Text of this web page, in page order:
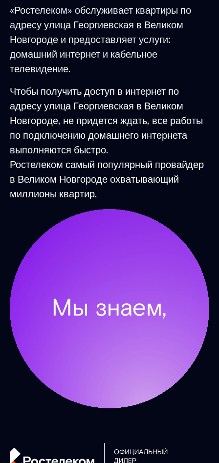
«Ростелеком» обслуживает квартиры по
адресу улица Георгиевская в Великом
Новгороде и предоставляет услуги:
домашний интернет и кабельное
телевидение.
Чтобы получить доступ в интернет по
адресу улица Георгиевская в Великом
Новгороде, не придется ждать, все работы
по подключению домашнего интернета
выполняются быстро.
Ростелеком самый популярный провайдер
в Великом Новгороде охватывающий
миллионы квартир.